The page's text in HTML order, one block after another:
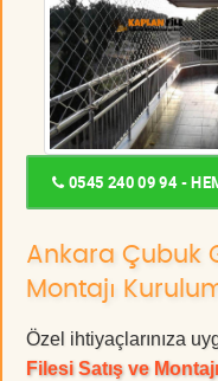
0545 240 09 94 -
Ankara Çubuk
Montajı
Özel ihtiyaçlarınıza
Filesi Satış ve